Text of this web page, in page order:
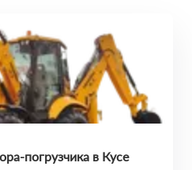
погрузчика в Кусе